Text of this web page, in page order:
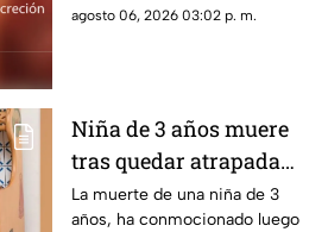
un hospital por cuerpos de
agosto 06, 2026 03:02 p. m.
Niña de 3 años muere
tras quedar atrapada
en cocina de juguete
La muerte de una niña de 3
años, ha conmocionado luego